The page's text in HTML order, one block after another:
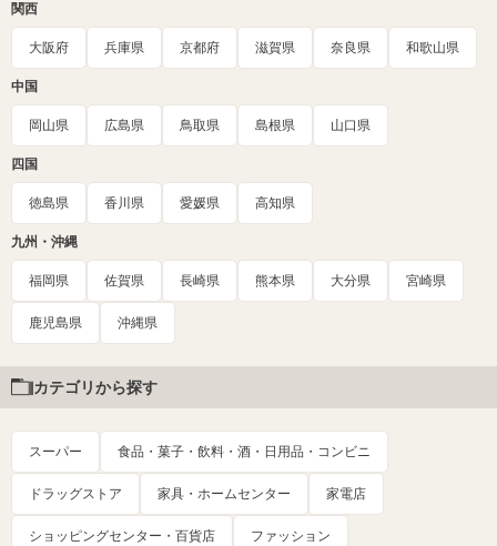
関西
大阪府 兵庫県 京都府 滋賀県 奈良県 和歌山県
中国
岡山県 広島県 鳥取県 島根県 山口県
四国
徳島県 香川県 愛媛県 高知県
九州・沖縄
福岡県 佐賀県 長崎県 熊本県 大分県 宮崎県
鹿児島県 沖縄県
カテゴリから探す
スーパー 食品・菓子・飲料・酒・日用品・コンビニ
ドラッグストア 家具・ホームセンター 家電店
ショッピングセンター・百貨店 ファッション